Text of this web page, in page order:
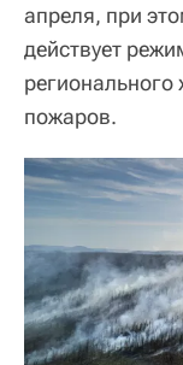
апреля, при
действует
пожаров.